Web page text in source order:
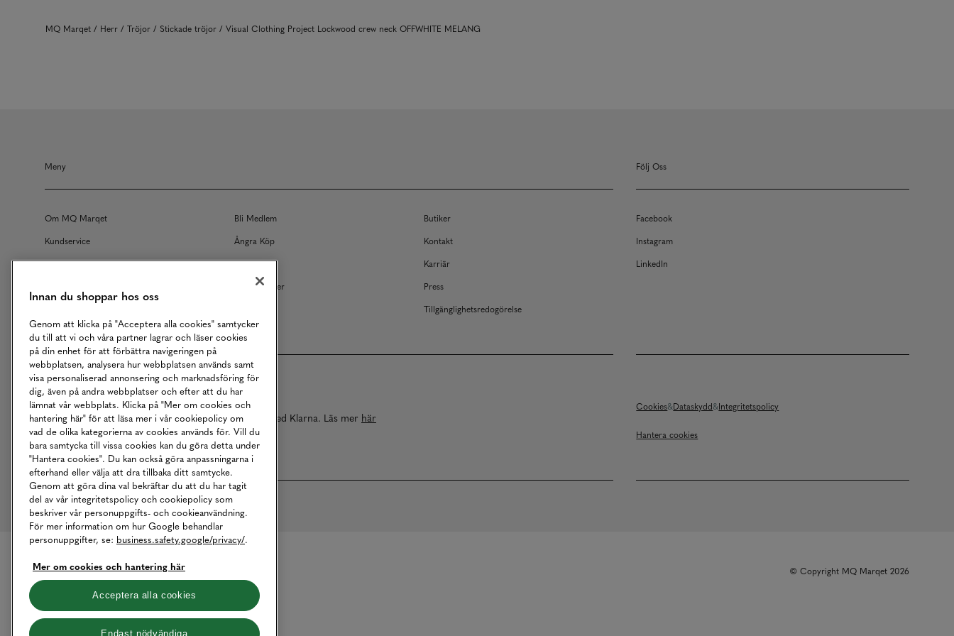
MQ Marqet Herr Tröjor Stickade tröjor Visual Clothing Project Lockwood crew neck OFFWHITE MELANG
Meny
Om MQ Marqet Bli Medlem
Butiker
Kundservice
Ångra Köp
Kontakt
Returer
Köpvillkor
Karriär
Våra Tjänster
Press
Tillgänglighetsredogörelse
Följ Oss
Facebook
Instagram
LinkedIn
Betalningar online sköts i samarbete med Klarna. Läs mer här
Cookies Dataskydd Integritetspolicy
Hantera cookies
© Copyright MQ Marqet 2026
Innan du shoppar hos oss
Genom att klicka på "Acceptera alla cookies" samtycker
du till att vi och våra partner lagrar och läser cookies
på din enhet för att förbättra navigeringen på
webbplatsen, analysera hur webbplatsen används samt
visa personaliserad annonsering och marknadsföring för
dig, även på andra webbplatser och efter att du har
lämnat vår webbplats. Klicka på "Mer om cookies och
hantering här" för att läsa mer i vår cookiepolicy om
vad de olika kategorierna av cookies används för. Vill du
bara samtycka till vissa cookies kan du göra detta under
"Hantera cookies". Du kan också göra anpassningarna i
efterhand eller välja att dra tillbaka ditt samtycke.
Genom att göra dina val bekräftar du att du har tagit
del av vår integritetspolicy och cookiepolicy som
beskriver vår personuppgifts- och cookieanvändning.
För mer information om hur Google behandlar
personuppgifter, se: business.safety.google/privacy/.
Mer om cookies och hantering här
Acceptera alla cookies
Endast nödvändiga